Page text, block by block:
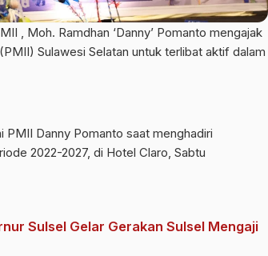
, Moh. Ramdhan ‘Danny’ Pomanto mengajak
Sulawesi Selatan untuk terlibat aktif dalam
PMII Danny Pomanto saat menghadiri
2022-2027, di Hotel Claro, Sabtu
Sulsel Gelar Gerakan Sulsel Mengaji